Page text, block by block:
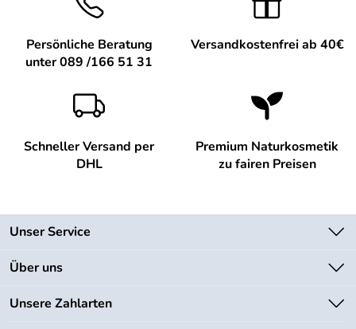
Persönliche Beratung
unter 089 /166 51 31
Versandkostenfrei ab 40€
Schneller Versand per
DHL
Premium Naturkosmetik
zu fairen Preisen
Unser Service
Kontakt
Lieferbedingungen
Über uns
Unsere Bestseller
Unsere Zahlarten